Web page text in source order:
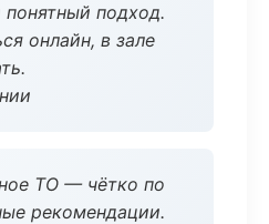
подход.
онлайн, в зале
ТО — чётко по
рекомендации.